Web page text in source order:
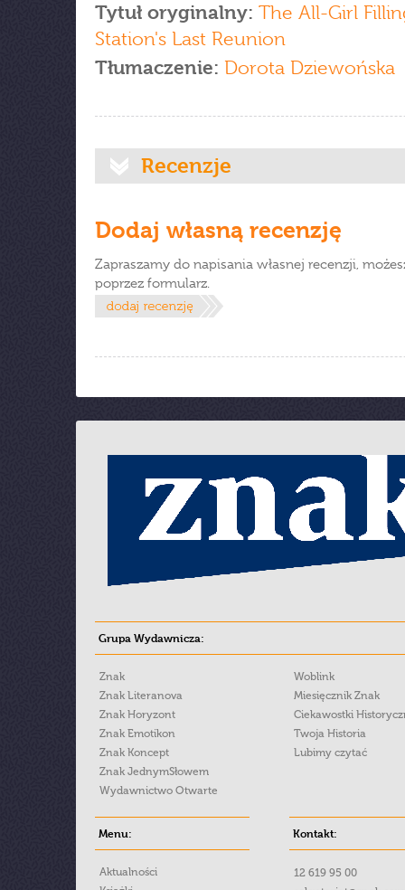
Tytuł oryginalny: The All-Girl
Station's Last Reunion
Tłumaczenie: Dorota Dziewońska
Recenzje
Dodaj własną recenzję
Zapraszamy do napisania własnej recenzji,
poprzez formularz.
Grupa Wydawnicza:
Znak
Znak Literanova
Znak Horyzont
Znak Emotikon
Znak Koncept
Znak JednymSłowem
Wydawnictwo Otwarte
Woblink
Miesięcznik Znak
Ciekawostki
Twoja Historia
Lubimy czytać
Menu:
Aktualności
Kontakt:
12 619 95 00